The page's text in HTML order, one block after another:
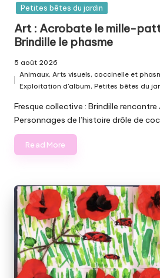
Petites bêtes du jardin
Art : Acrobate le mille-
Brindille le phasme
5 août 2026
Posted
Animaux, Arts visuels, coccinelle et
Exploitation d'album,Petites bêtes du
Fresque collective : Brindille
Personnages de l’histoire drôle de
Read More